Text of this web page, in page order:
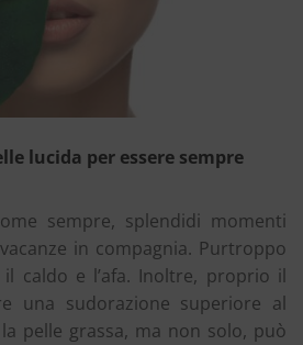
lucida per essere sempre
sempre, splendidi momenti
in compagnia. Purtroppo
caldo e l’afa. Inoltre, proprio il
una sudorazione superiore al
pelle grassa, ma non solo, può